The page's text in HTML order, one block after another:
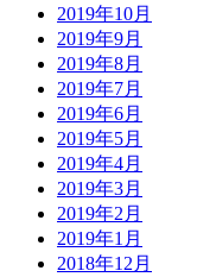
2019年10月
2019年9月
2019年8月
2019年7月
2019年6月
2019年5月
2019年4月
2019年3月
2019年2月
2019年1月
2018年12月